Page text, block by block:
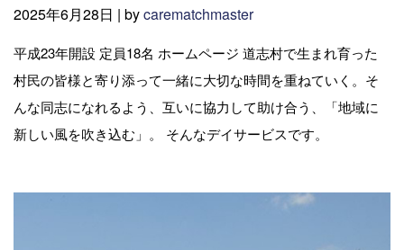
2025年6月28日 | bycarematchmaster
平成23年開設 定員18名 ホームページ 道志村で生まれ育った
村民の皆様と寄り添って一緒に大切な時間を重ねていく。そ
んな同志になれるよう、互いに協力して助け合う、「地域に
新しい風を吹き込む」。 そんなデイサービスです。